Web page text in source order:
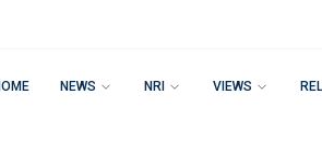
NEWS NRI VIEWS